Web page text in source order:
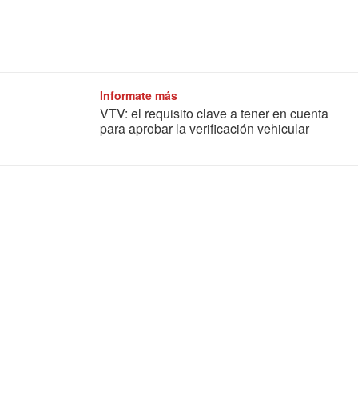
Informate más
VTV: el requisito clave a tener en cuenta
para aprobar la verificación vehicular